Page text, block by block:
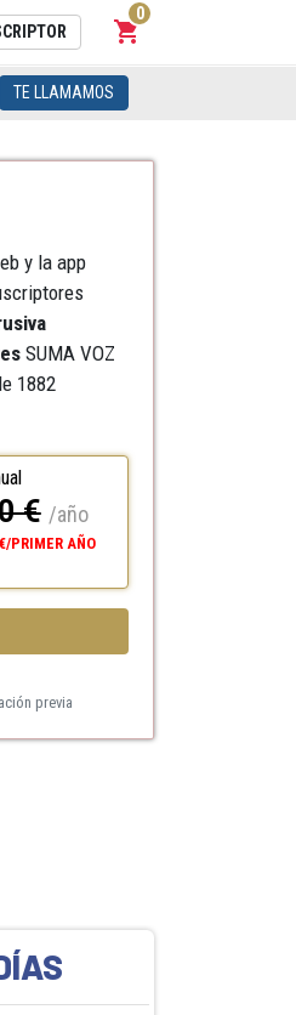
shopping_cart
Carrito
0
TE LLAMAMOS
y la app
SUMA VOZ
1882
€ /año
PRIMER AÑO
previa